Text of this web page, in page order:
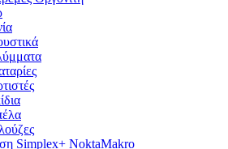
Simplex+ NoktaMakro